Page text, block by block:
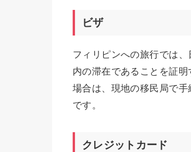
ビザ
フィリピンへの旅行では
内の滞在であることを証
場合は、現地の移民局で
です。
クレジットカード